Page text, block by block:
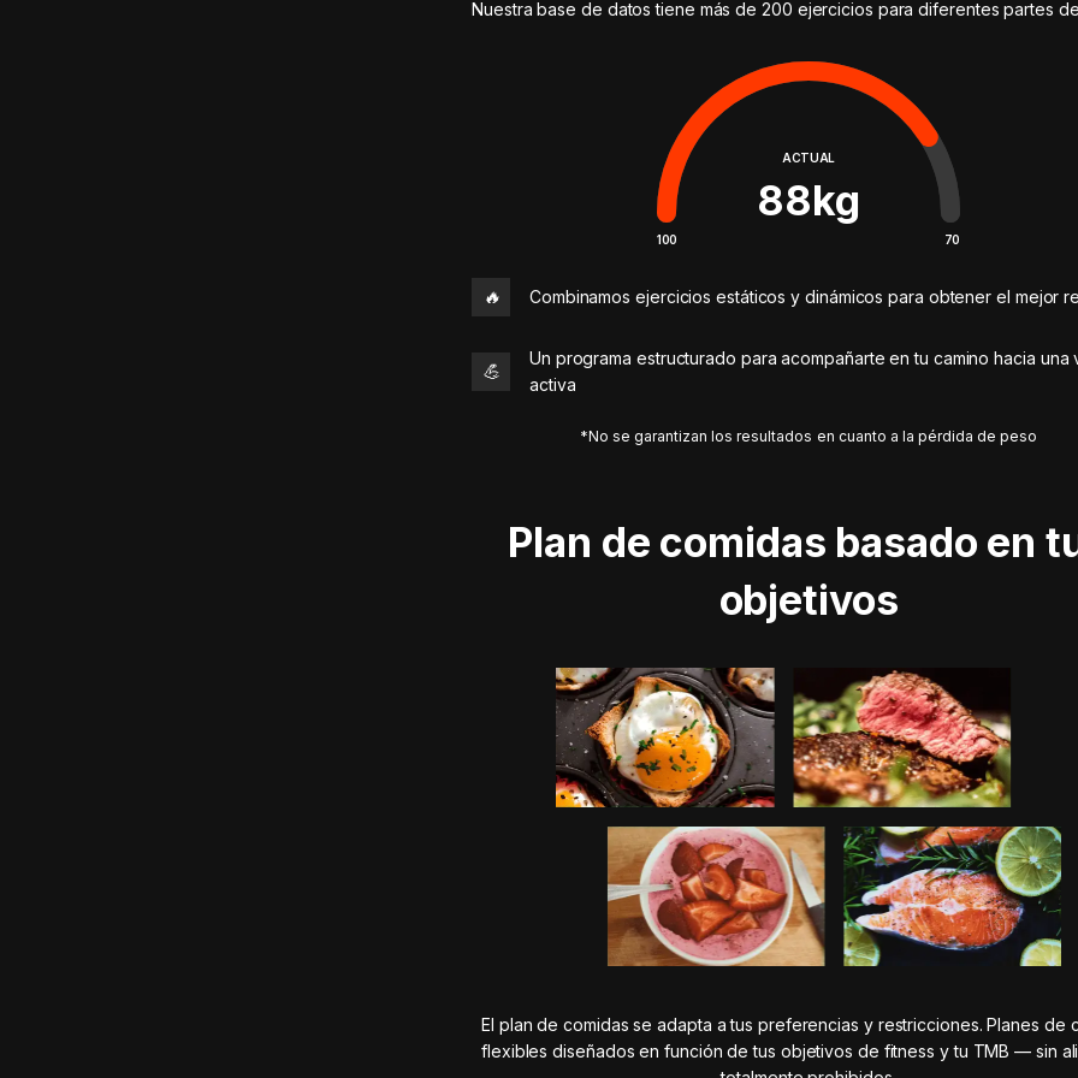
Nuestra base de datos tiene más de 200 ejercicios para diferentes partes
ACTUAL
88kg
100 70
🔥 Combinamos ejercicios estáticos y dinámicos para obtener el mejor
💪
Un programa estructurado para acompañarte en tu camino hacia una
activa
*No se garantizan los resultados en cuanto a la pérdida de peso
Plan de comidas basado en
objetivos
El plan de comidas se adapta a tus preferencias y restricciones. Planes de
flexibles diseñados en función de tus objetivos de fitness y tu TMB — sin